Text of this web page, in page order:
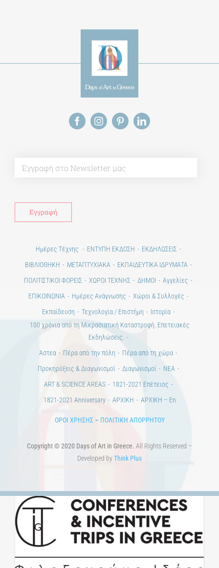
Ημέρες Τέχνης ΕΝΤΥΠΗ ΕΚΔΟΣΗ
ΕΚΔΗΛΩΣΕΙΣ
ΒΙΒΛΙΟΘΗΚΗ
ΜΕΤΑΠΤΥΧΙΑΚΑ
ΕΚΠΑΙΔΕΥΤΙΚΑ ΙΔΡΥΜΑΤΑ
ΠΟΛΙΤΙΣΤΙΚΟΙ ΦΟΡΕΙΣ
ΧΩΡΟΙ ΤΕΧΝΗΣ ΔΗΜΟΙ
Αγγελίες
ΕΠΙΚΟΙΝΩΝΙΑ
Ημέρες Ανάγνωσης
Χώροι & Συλλογές
Εκπαίδευση
Τεχνολογία / Επιστήμη
Ιστορία
100 χρόνια από τη Μικρασιατική Καταστροφή. Επετειακές
Εκδηλώσεις.
Άστεα
Πέρα από την πόλη
Πέρα από τη χώρα
Προκηρύξεις & Διαγωνισμοί
Διαγωνισμοί
ΝΕΑ
ART & SCIENCE AREAS
1821-2021 Επέτειος
1821-2021 Anniversary
ΑΡΧΙΚΗ ΑΡΧΙΚΗ – En
ΟΡΟΙ ΧΡΗΣΗΣ– ΠΟΛΙΤΙΚΗ ΑΠΟΡΡΗΤΟΥ
Copyright © 2020 Days of Art in Greece. All Rights Reserved –
Developed byThink Plus